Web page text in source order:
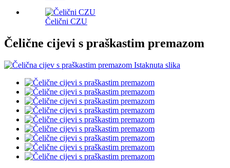
Čelični CZU
Čelične cijevi s praškastim premazom